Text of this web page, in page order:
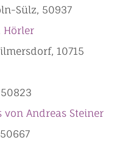
Sülz, 50937
Hörler
10715
von Andreas Steiner